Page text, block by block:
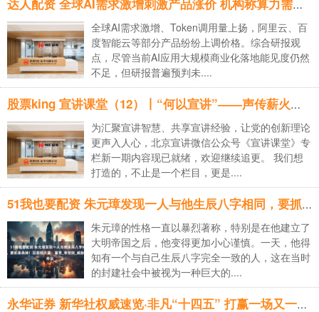
达人配资 全球AI需求激增刺激产品涨价 机构称算力需求仍有望进一步上行
全球AI需求激增、Token调用量上扬，阿里云、百
度智能云等部分产品纷纷上调价格。综合研报观
点，尽管当前AI应用大规模商业化落地能见度仍然
不足，但研报普遍预判未....
股票king 宣讲课堂（12）丨“何以宣讲”——声传薪火，行担家国
为汇聚宣讲智慧、共享宣讲经验，让党的创新理论
更声入人心，北京宣讲微信公众号《宣讲课堂》专
栏新一期内容现已就绪，欢迎继续追更。 我们想
打造的，不止是一个栏目，更是....
51我也要配资 朱元璋发现一人与他生辰八字相同，要抓来杀掉！见面却大喜：重赏_李世民_威胁_命运
朱元璋的性格一直以暴烈著称，特别是在他建立了
大明帝国之后，他变得更加小心谨慎。一天，他得
知有一个与自己生辰八字完全一致的人，这在当时
的封建社会中被视为一种巨大的....
永华证券 新华社权威速览·非凡“十四五” 打赢一场又一场抢险救灾大仗硬仗，应急管理部门这样干